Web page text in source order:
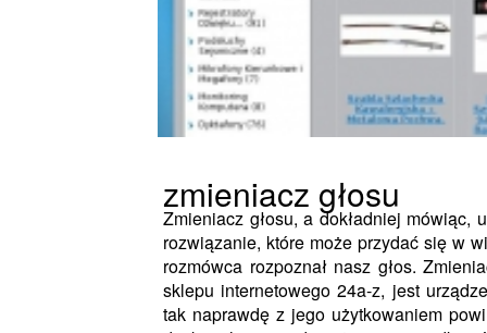
zmieniacz głosu
Zmieniacz głosu, a dokładniej mówiąc,
rozwiązanie, które może przydać się w
rozmówca rozpoznał nasz głos.
sklepu internetowego 24a-z, jest
tak naprawdę z jego użytkowaniem